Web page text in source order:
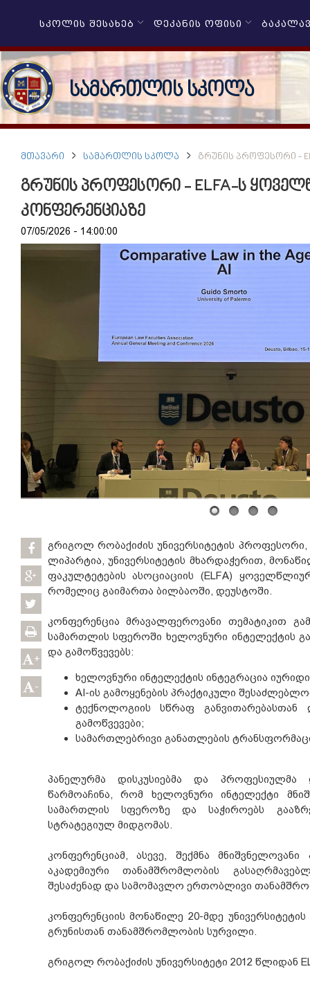
ᲡᲙᲝᲚᲘᲡ ᲨᲔᲡᲐᲮᲔᲑ ᲓᲔᲙᲐᲜᲘᲡ ᲝᲤᲘᲡᲘ
სამართლის სკოლა
ᲛᲗᲐᲕᲐᲠᲘ ᲡᲐᲛᲐᲠᲗᲚᲘᲡ ᲡᲙᲝᲚᲐ ᲒᲠᲣᲜᲘᲡ ᲞᲠᲝᲤᲔᲡᲝᲠᲘ -
გრუნის პროფესორი - ELFA-ს
კონფერენციაზე
07/05/2026 - 14:00:00
+
-
გრიგოლ რობაქიძის უნივერსიტეტის
ლიპარტია, უნივერსიტეტის მხარდაჭერით,
ფაკულტეტების ასოციაციის (ELFA)
რომელიც გაიმართა ბილბაოში, დეუსტოში.
კონფერენცია მრავალფეროვანი თემატიკით
სამართლის სფეროში ხელოვნური ინტელექტის
და გამოწვევებს:
ხელოვნური ინტელექტის ინტეგრაცია
AI-ის გამოყენების პრაქტიკული
ტექნოლოგიის სწრაფ განვითარებასთან
გამოწვევები;
სამართლებრივი განათლების
პანელურმა დისკუსიებმა და
წარმოაჩინა, რომ ხელოვნური ინტელექტი
სამართლის სფეროზე და საჭიროებს
სტრატეგიულ მიდგომას.
კონფერენციამ, ასევე, შექმნა
აკადემიური თანამშრომლობის
შესაძენად და სამომავლო ერთობლივი
კონფერენციის მონაწილე 20-მდე
გრუნისთან თანამშრომლობის სურვილი.
გრიგოლ რობაქიძის უნივერსიტეტი 2012 წლიდან